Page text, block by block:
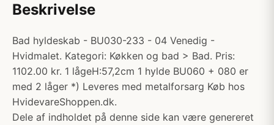
Beskrivelse
Bad hyldeskab - BU030-233 - 04 Venedig -
Hvidmalet. Kategori: Køkken og bad > Bad. Pris:
1102.00 kr. 1 lågeH:57,2cm 1 hylde BU060 + 080 er
med 2 låger *) Leveres med metalforsarg Køb hos
HvidevareShoppen.dk.
Dele af indholdet på denne side kan være genereret